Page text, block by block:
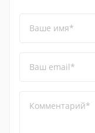
Ваше имя*
Ваш email*
Комментарий*